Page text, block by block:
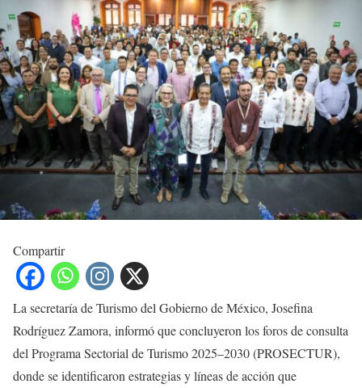
Compartir
La secretaría de Turismo del Gobierno de México, Josefina
Rodríguez Zamora, informó que concluyeron los foros de consulta
del Programa Sectorial de Turismo 2025–2030 (PROSECTUR),
donde se identificaron estrategias y líneas de acción que